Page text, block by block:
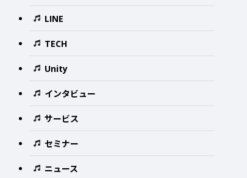
LINE
TECH
Unity
インタビュー
サービス
セミナー
ニュース